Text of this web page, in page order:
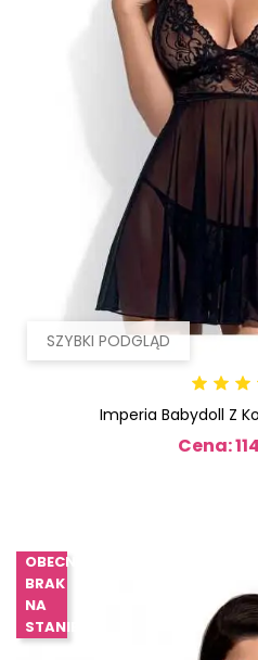
SZYBKI PODGLĄD
Imperia Babydoll Z
Cena:
OBECNIE
BRAK
NA
STANIE